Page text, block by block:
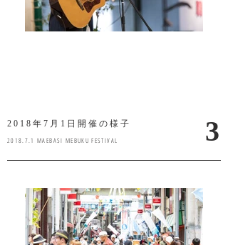
2018年7月1日開催の様子
2018.7.1 MAEBASI MEBUKU FESTIVAL 3